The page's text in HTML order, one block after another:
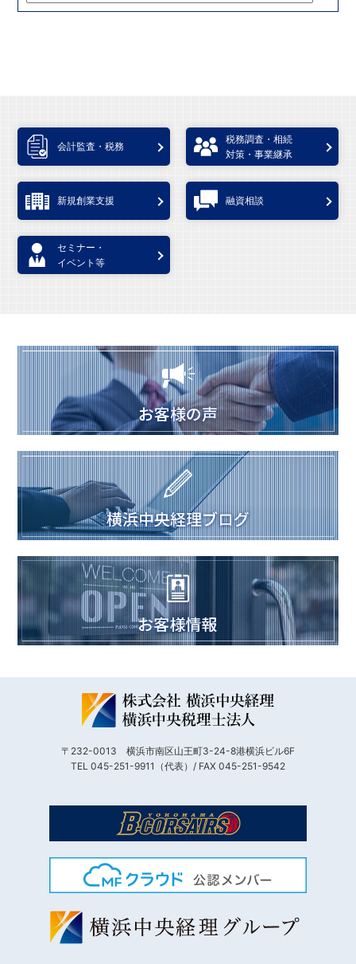
会計監査・税務
税務調査・相続
対策・事業継承
新規創業支援 融資相談
セミナー・
イベント等
〒232-0013 横浜市南区山王町3-24-8港横浜ビル6F
TEL 045-251-9911（代表）/ FAX 045-251-9542